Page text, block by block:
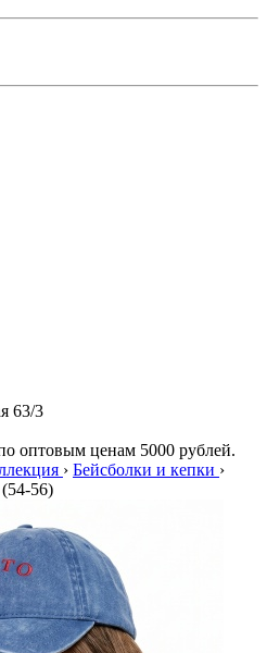
63/3
оптовым ценам 5000 рублей.
› Бейсболки и кепки ›
56)